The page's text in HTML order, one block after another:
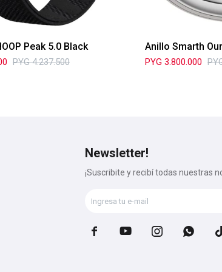
Peak 5.0 Black
PYG 4.237.500
Anillo Smarth
PYG 3.800.000
Newsletter!
¡Suscribite y recibí todas nuestras
   